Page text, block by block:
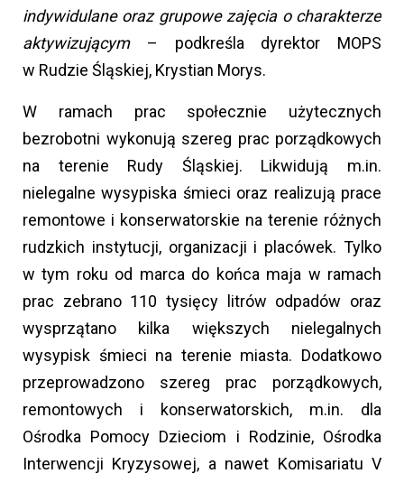
indywidulane oraz grupowe zajęcia o charakterze
aktywizującym– podkreśla dyrektor MOPS
w Rudzie Śląskiej, Krystian Morys.
W ramach prac społecznie użytecznych
bezrobotni wykonują szereg prac porządkowych
na terenie Rudy Śląskiej. Likwidują m.in.
nielegalne wysypiska śmieci oraz realizują prace
remontowe i konserwatorskie na terenie różnych
rudzkich instytucji, organizacji i placówek. Tylko
w tym roku od marca do końca maja w ramach
prac zebrano 110 tysięcy litrów odpadów oraz
wysprzątano kilka większych nielegalnych
wysypisk śmieci na terenie miasta. Dodatkowo
przeprowadzono szereg prac porządkowych,
remontowych i konserwatorskich, m.in. dla
Ośrodka Pomocy Dzieciom i Rodzinie, Ośrodka
Interwencji Kryzysowej, a nawet Komisariatu V